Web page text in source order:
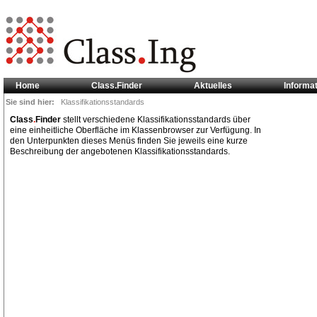
Sie sind hier: Klassifikationsstandards
Home Class.Finder Aktuelles
Class.Finder stellt verschiedene Klassifikationsstandards über
eine einheitliche Oberfläche im Klassenbrowser zur Verfügung. In
den Unterpunkten dieses Menüs finden Sie jeweils eine kurze
Beschreibung der angebotenen Klassifikationsstandards.